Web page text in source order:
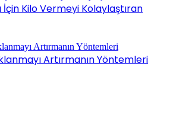
İçin Kilo Vermeyi Kolaylaştıran
Artırmanın Yöntemleri